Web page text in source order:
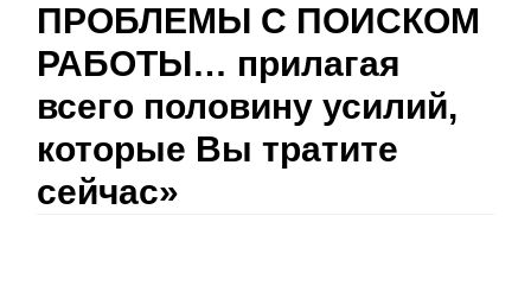
ПРОБЛЕМЫ С ПОИСКОМ
РАБОТЫ… прилагая
всего половину усилий,
которые Вы тратите
сейчас»